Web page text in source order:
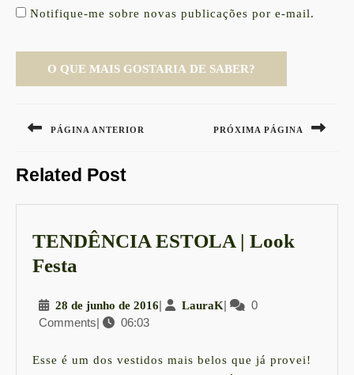
Notifique-me sobre novas publicações por e-mail.
de
PÁGINA ANTERIOR
post:
PRÓXIMA PÁGINA
Related Post
TENDÊNCIA ESTOLA | Look
Festa
|
Look
Festa
28 de junho de 201628
de
| LauraKLauraK
|
0
Comments| 06:03
Esse é um dos vestidos mais belos que já provei!